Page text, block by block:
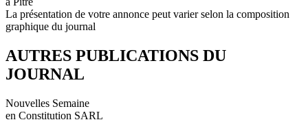
La présentation de votre annonce peut varier selon la composition
graphique du journal
AUTRES PUBLICATIONS DU
JOURNAL
Nouvelles Semaine
en Constitution SARL